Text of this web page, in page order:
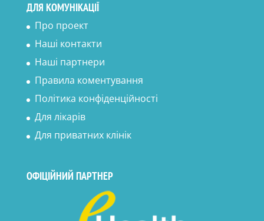
ДЛЯ КОМУНІКАЦІЇ
Про проект
Наші контакти
Наші партнери
Правила коментування
Політика конфіденційності
Для лікарів
Для приватних клінік
ОФІЦІЙНИЙ ПАРТНЕР